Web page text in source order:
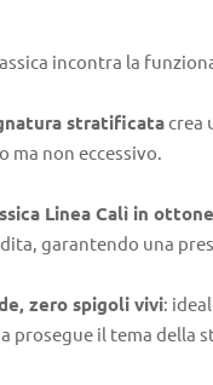
incontra la
stratificatacrea
ma non eccessivo.
Linea Calì in ottone
garantendo una
zero spigoli vivi:
prosegue il tema della